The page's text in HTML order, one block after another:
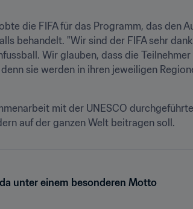
die FIFA für das Programm, das den
behandelt. "Wir sind der FIFA sehr
Wir glauben, dass die
sie werden in ihren jeweiligen
mit der UNESCO
auf der ganzen Welt beitragen soll.
unter einem besonderen Motto